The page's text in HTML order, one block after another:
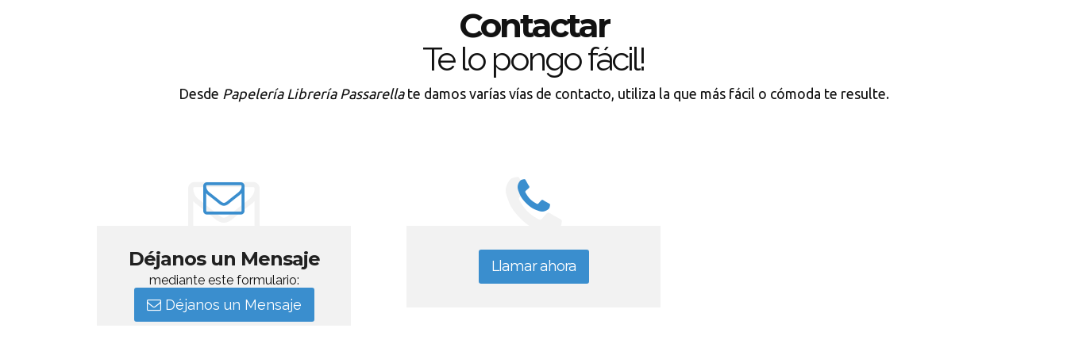
Contactar
Te lo pongo fácil!
Desde Papelería Librería Passarellate damos varías vías de contacto, utiliza la que más fácil o cómoda te resulte.
Déjanos un Mensaje
mediante este formulario:
Déjanos un Mensaje
Llamar ahora